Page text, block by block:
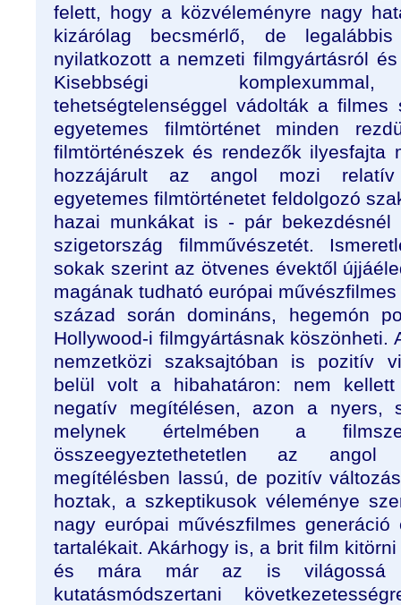
felett, hogy a közvéleményre nagy
kizárólag becsmérlő, de
nyilatkozott a nemzeti filmgyártásról
Kisebbségi komplexummal,
tehetségtelenséggel vádolták a
egyetemes filmtörténet minden
filmtörténészek és rendezők ilyesfajta
hozzájárult az angol mozi relatív
egyetemes filmtörténetet feldolgozó
hazai munkákat is - pár
szigetország filmművészetét.
sokak szerint az ötvenes évektől
magának tudható európai művészfilmes
század során domináns, hegemón
Hollywood-i filmgyártásnak köszönheti.
nemzetközi szaksajtóban is pozitív
belül volt a hibahatáron: nem
negatív megítélésen, azon a nyers,
melynek értelmében a
összeegyeztethetetlen az angol
megítélésben lassú, de pozitív
hoztak, a szkeptikusok véleménye
nagy európai művészfilmes
tartalékait. Akárhogy is, a brit film
és mára már az is világossá
kutatásmódszertani